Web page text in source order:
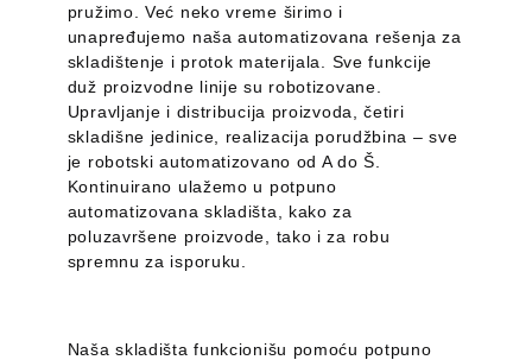
pružimo. Već neko vreme širimo i
unapređujemo naša automatizovana rešenja za
skladištenje i protok materijala. Sve funkcije
duž proizvodne linije su robotizovane.
Upravljanje i distribucija proizvoda, četiri
skladišne jedinice, realizacija porudžbina – sve
je robotski automatizovano od A do Š.
Kontinuirano ulažemo u potpuno
automatizovana skladišta, kako za
poluzavršene proizvode, tako i za robu
spremnu za isporuku.
Naša skladišta funkcionišu pomoću potpuno